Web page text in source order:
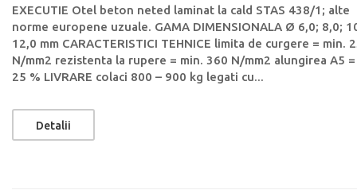
EXECUTIE Otel beton neted laminat la cald STAS 438/1; alte
norme europene uzuale. GAMA DIMENSIONALA Ø 6,0; 8,0;
12,0 mm CARACTERISTICI TEHNICE limita de curgere = min.
N/mm2 rezistenta la rupere = min. 360 N/mm2 alungirea A5
25 % LIVRARE colaci 800 – 900 kg legati cu...
Detalii